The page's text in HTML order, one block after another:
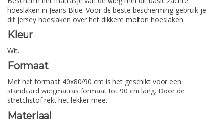
hoeslaken in Jeans Blue. Voor de beste bescherming gebruik je
dit jersey hoeslaken over het dikkere molton hoeslaken.
Kleur
Wit.
Formaat
Met het formaat 40x80/90 cm is het geschikt voor een
standaard wiegmatras formaat tot 90 cm lang. Door de
stretchstof rekt het lekker mee.
Materiaal